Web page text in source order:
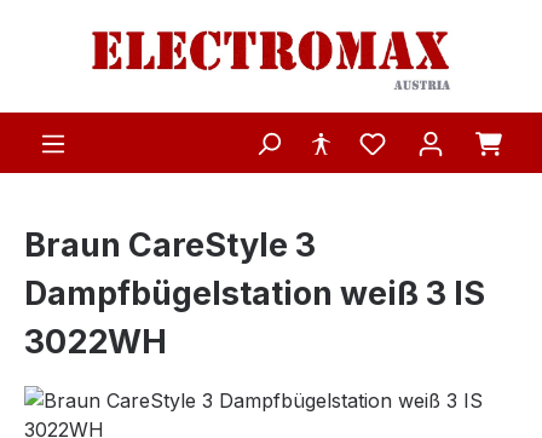
Zum Hauptinhalt springen
Braun CareStyle 3
Dampfbügelstation weiß 3 IS
3022WH
Bildergalerie überspringen